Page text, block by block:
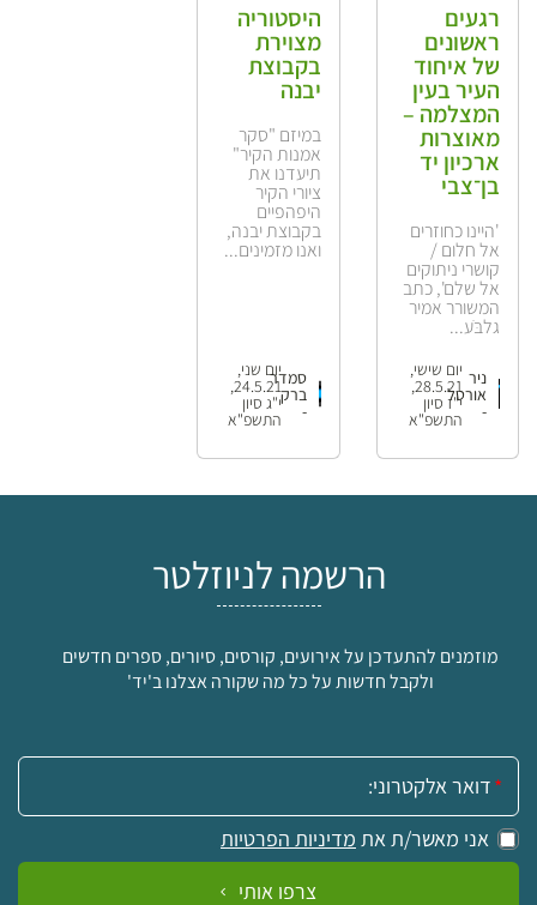
רגעים
ראשונים
של איחוד
העיר בעין
המצלמה –
מאוצרות
ארכיון יד
בן־צבי
'היינו כחוזרים
אל חלום /
קושרי ניתוקים
אל שלם', כתב
המשורר אמיר
גלב­ֹּע...
ניר
אורטל
-
יום שישי,
28.5.21,
י"ז סיון
התשפ"א
היסטוריה
מצוירת
בקבוצת
יבנה
במיזם "סקר
אמנות הקיר"
תיעדנו את
ציורי הקיר
היפהפיים
בקבוצת יבנה,
ואנו מזמינים...
סמדר
ברק
-
יום שני,
24.5.21,
י"ג סיון
התשפ"א
הרשמה לניוזלטר
מוזמנים להתעדכן על אירועים, קורסים, סיורים, ספרים חדשים
ולקבל חדשות על כל מה שקורה אצלנו ב'יד'
אימייל:
אני מאשר/ת את מדיניות הפרטיות
צרפו אותי